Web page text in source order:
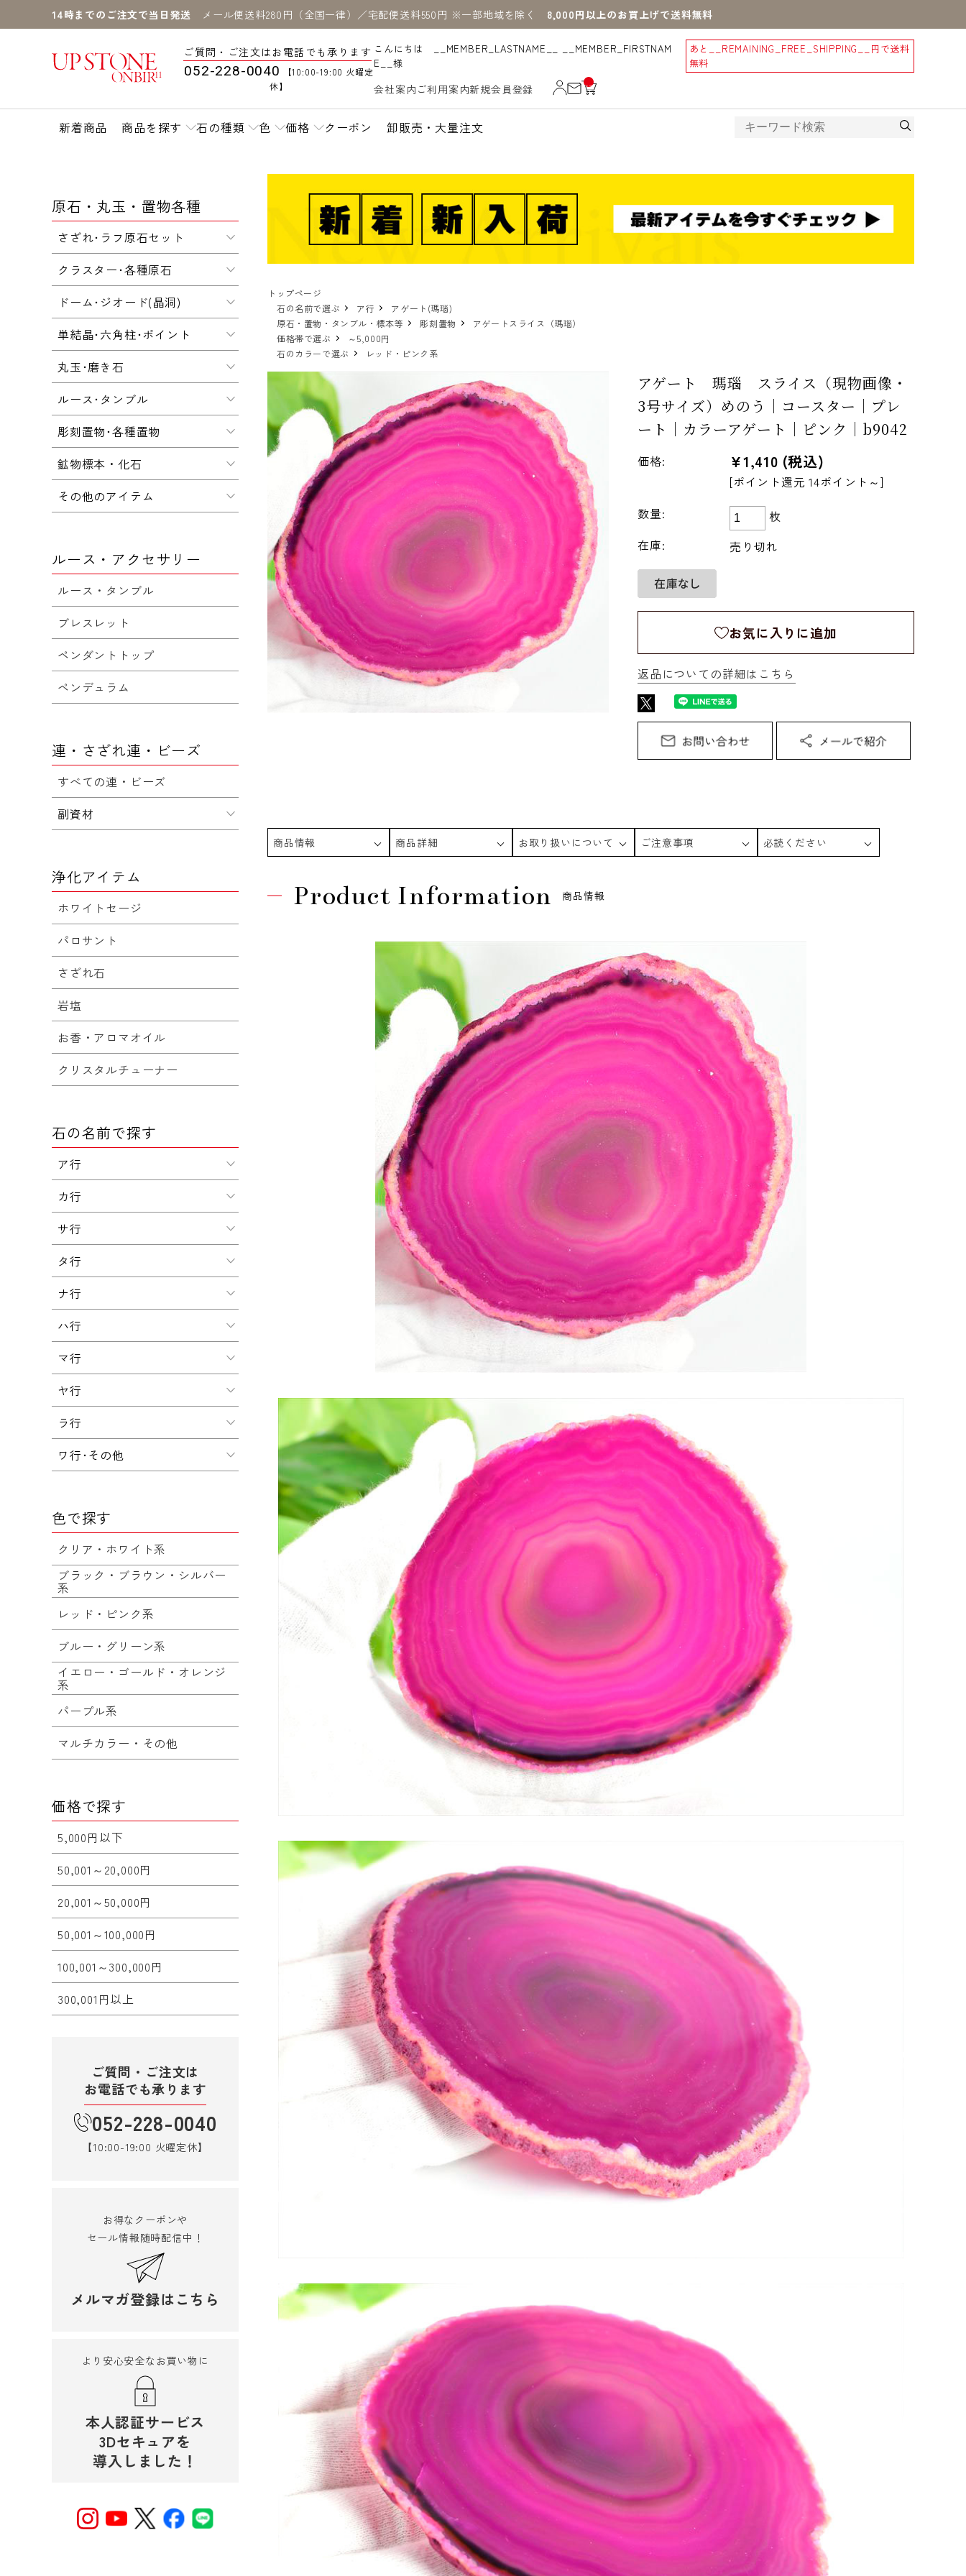
14時までのご注文で当日発送 メール便送料280円（全国一律）／宅配便送料550円 ※一部地域を除く 8,000円以上のお買上げで送料無料
ご質問・ご注文はお電話でも承ります
052-228-0040
【10:00-19:00 火曜定
休】
こんにちは __MEMBER_LASTNAME__ __MEMBER_FIRSTNAM
E__様
あと __REMAINING_FREE_SHIPPING__
円で送料
無料
会社案内 ご利用案内新規会員登録
__
IT
_C
新着商品 商品を探す 石の種類 色 価格 クーポン 卸販売・大量注文
トップページ
石の名前で選ぶ
ア行
アゲート(瑪瑙)
原石・置物・タンブル・標本等
彫刻置物
アゲートスライス（瑪瑙）
価格帯で選ぶ
～5,000円
石のカラーで選ぶ
レッド・ピンク系
アゲート 瑪瑙 スライス（現物画像・
3号サイズ）めのう｜コースター｜プレ
ート｜カラーアゲート｜ピンク｜b9042
価格: ¥1,410 (税込)
[ポイント還元 14ポイント～]
数量:
枚
在庫:
売り切れ
お気に入りに追加
返品についての詳細はこちら
商品情報 商品詳細 お取り扱いについて ご注意事項 必読ください
Product Information 商品情報
原石・丸玉・置物各種
さざれ･ラフ原石セット
クラスター･各種原石
ドーム･ジオード(晶洞)
単結晶･六角柱･ポイント
丸玉･磨き石
ルース･タンブル
彫刻置物･各種置物
鉱物標本・化石
その他のアイテム
ルース・アクセサリー
ルース・タンブル
ブレスレット
ペンダントトップ
ペンデュラム
連・さざれ連・ビーズ
すべての連・ビーズ
副資材
浄化アイテム
ホワイトセージ
パロサント
さざれ石
岩塩
お香・アロマオイル
クリスタルチューナー
石の名前で探す
ア行
カ行
サ行
タ行
ナ行
ハ行
マ行
ヤ行
ラ行
ワ行･その他
色で探す
クリア・ホワイト系
ブラック・ブラウン・シルバー
系
レッド・ピンク系
ブルー・グリーン系
イエロー・ゴールド・オレンジ
系
パープル系
マルチカラー・その他
価格で探す
5,000円以下
50,001～20,000円
20,001～50,000円
50,001～100,000円
100,001～300,000円
300,001円以上
ご質問・ご注文は
お電話でも承ります
052-228-0040
【10:00-19:00 火曜定休】
お得なクーポンや
セール情報随時配信中！
メルマガ登録はこちら
より安心安全なお買い物に
本人認証サービス
3Dセキュアを
導入しました！